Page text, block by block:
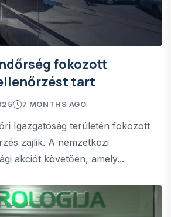
fokozott
tart
7 MONTHS AGO
Igazgatóság területén fokozott
zajlik. A nemzetközi
akciót követően, amely...